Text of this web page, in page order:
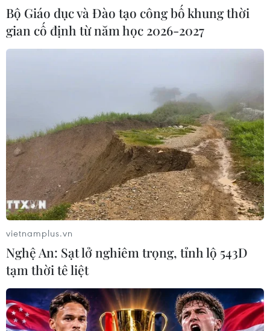
Bộ Giáo dục và Đào tạo công bố khung thời
gian cố định từ năm học 2026-2027
vietnamplus.vn
Nghệ An: Sạt lở nghiêm trọng, tỉnh lộ 543D
tạm thời tê liệt